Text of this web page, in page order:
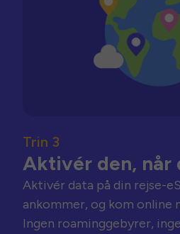
Trin 3
Aktivér den, når
Aktivér data på din rejse-
ankommer, og kom online
Ingen roaminggebyrer,